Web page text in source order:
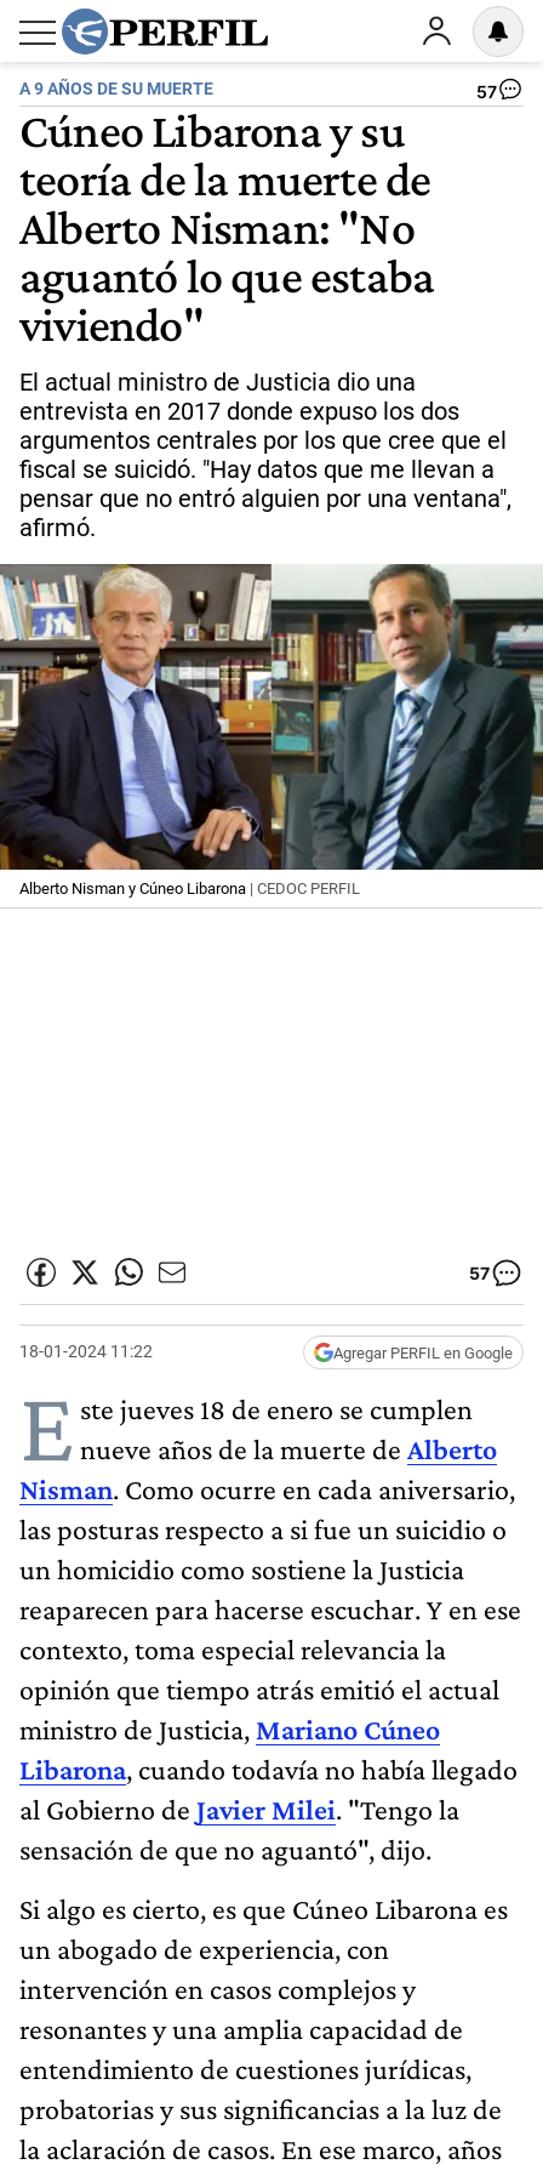
A 9 AÑOS DE SU MUERTE 57
Cúneo Libarona y su
teoría de la muerte de
Alberto Nisman: "No
aguantó lo que estaba
viviendo"
El actual ministro de Justicia dio una
entrevista en 2017 donde expuso los dos
argumentos centrales por los que cree que el
fiscal se suicidó. "Hay datos que me llevan a
pensar que no entró alguien por una ventana",
afirmó.
Alberto Nisman y Cúneo Libarona | CEDOC PERFIL
57
18-01-2024 11:22 Agregar PERFIL en Google
E ste jueves 18 de enero se cumplen
nueve años de la muerte de Alberto
Nisman. Como ocurre en cada aniversario,
las posturas respecto a si fue un suicidio o
un homicidio como sostiene la Justicia
reaparecen para hacerse escuchar. Y en ese
contexto, toma especial relevancia la
opinión que tiempo atrás emitió el actual
ministro de Justicia, Mariano Cúneo
Libarona, cuando todavía no había llegado
al Gobierno de Javier Milei. "Tengo la
sensación de que no aguantó", dijo.
Si algo es cierto, es que Cúneo Libarona es
un abogado de experiencia, con
intervención en casos complejos y
resonantes y una amplia capacidad de
entendimiento de cuestiones jurídicas,
probatorias y sus significancias a la luz de
la aclaración de casos. En ese marco, años